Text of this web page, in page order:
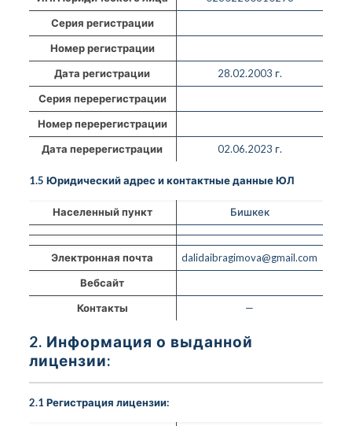
Серия регистрации
Номер регистрации
Дата регистрации
28.02.2003 г.
Серия перерегистрации
Номер перерегистрации
Дата перерегистрации
02.06.2023 г.
1.5 Юридический адрес и контактные данные ЮЛ
Населенный пункт Бишкек
Электронная почта
dalidaibragimova@gmail.com
Вебсайт
Контакты
—
2. Информация о выданной
лицензии:
2.1 Регистрация лицензии: